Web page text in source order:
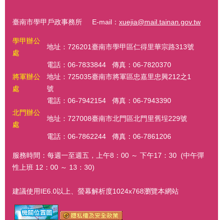
臺南市學甲戶政事務所 E-mail： xuejia@mail.tainan.gov.tw
學甲辦公
處
地址：726201臺南市學甲區仁得里華宗路313號
電話：06-7833844 傳真：06-7820370
將軍辦公
處
地址：725035臺南市將軍區忠嘉里忠興212之1
號
電話：06-7942154 傳真：06-7943390
北門辦公
處
地址：727008臺南市北門區北門里舊埕229號
電話：06-7862244 傳真：06-7861206
服務時間：每週一至週五，上午8：00 ～ 下午17：30 (中午彈
性上班 12：00 ～ 13：30)
建議使用IE6.0以上、螢幕解析度1024x768瀏覽本網站